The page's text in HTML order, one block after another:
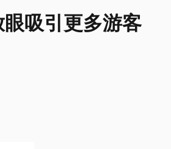
吸引更多游客